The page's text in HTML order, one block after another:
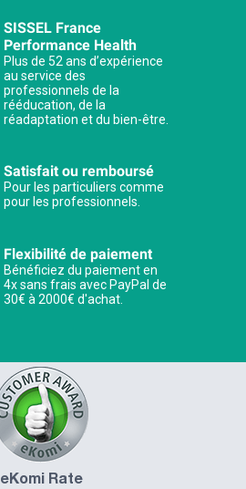
SISSEL France
Performance Health
Plus de 52 ans d’expérience
au service des
professionnels de la
rééducation, de la
réadaptation et du bien-être.
Satisfait ou remboursé
Pour les particuliers comme
pour les professionnels.
Flexibilité de paiement
Bénéficiez du paiement en
4x sans frais avec PayPal de
30€ à 2000€ d'achat.
eKomi Rate